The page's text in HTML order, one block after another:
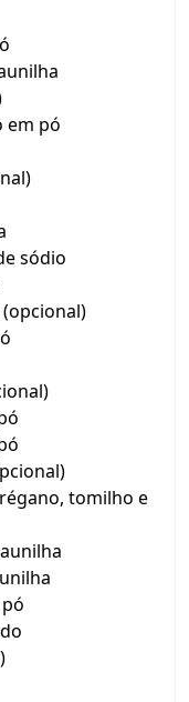
em pó
sódio
tomilho e